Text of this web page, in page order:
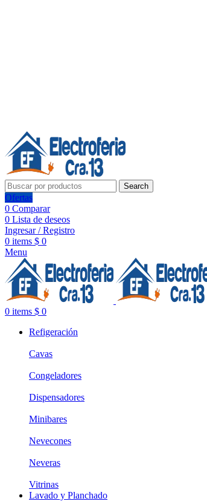
Search
Ofertas
0 Comparar
0 Lista de deseos
Ingresar / Registro
0 items $ 0
Menu
0 items $ 0
Refigeración
Cavas
Congeladores
Dispensadores
Minibares
Nevecones
Neveras
Vitrinas
Lavado y Planchado